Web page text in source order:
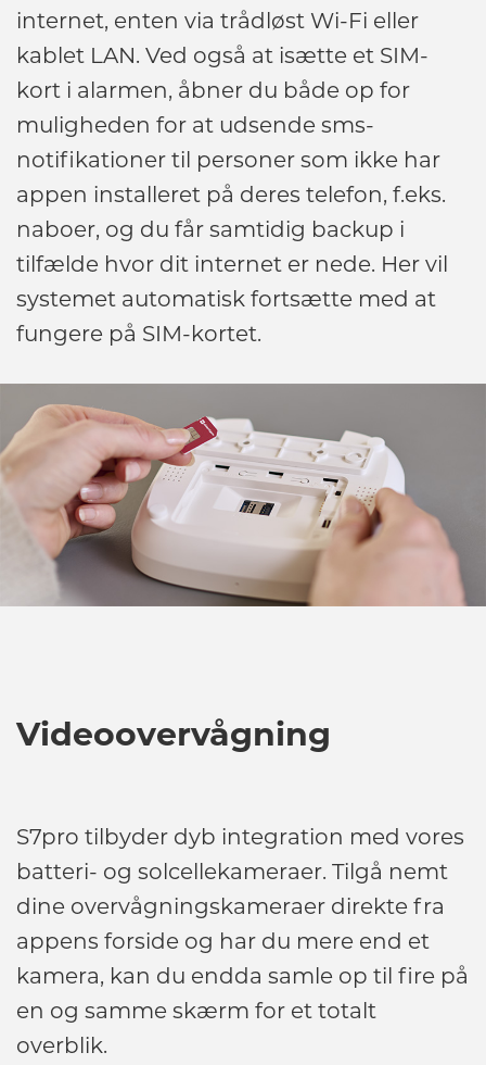
internet, enten via trådløst Wi-Fi eller
kablet LAN. Ved også at isætte et SIM-
kort i alarmen, åbner du både op for
muligheden for at udsende sms-
notifikationer til personer som ikke har
appen installeret på deres telefon, f.eks.
naboer, og du får samtidig backup i
tilfælde hvor dit internet er nede. Her vil
systemet automatisk fortsætte med at
fungere på SIM-kortet.
Videoovervågning
S7pro tilbyder dyb integration med vores
batteri- og solcellekameraer. Tilgå nemt
dine overvågningskameraer direkte fra
appens forside og har du mere end et
kamera, kan du endda samle op til fire på
en og samme skærm for et totalt
overblik.